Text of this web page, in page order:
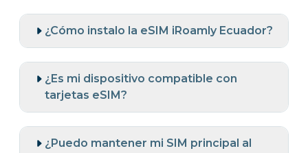
¿Cómo instalo la eSIM iRoamly Ecuador?
¿Es mi dispositivo compatible con
tarjetas eSIM?
¿Puedo mantener mi SIM principal al